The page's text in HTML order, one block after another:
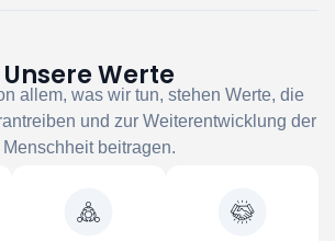
Unsere Werte
allem, was wir tun, stehen Werte, die
und zur Weiterentwicklung der
Menschheit beitragen.